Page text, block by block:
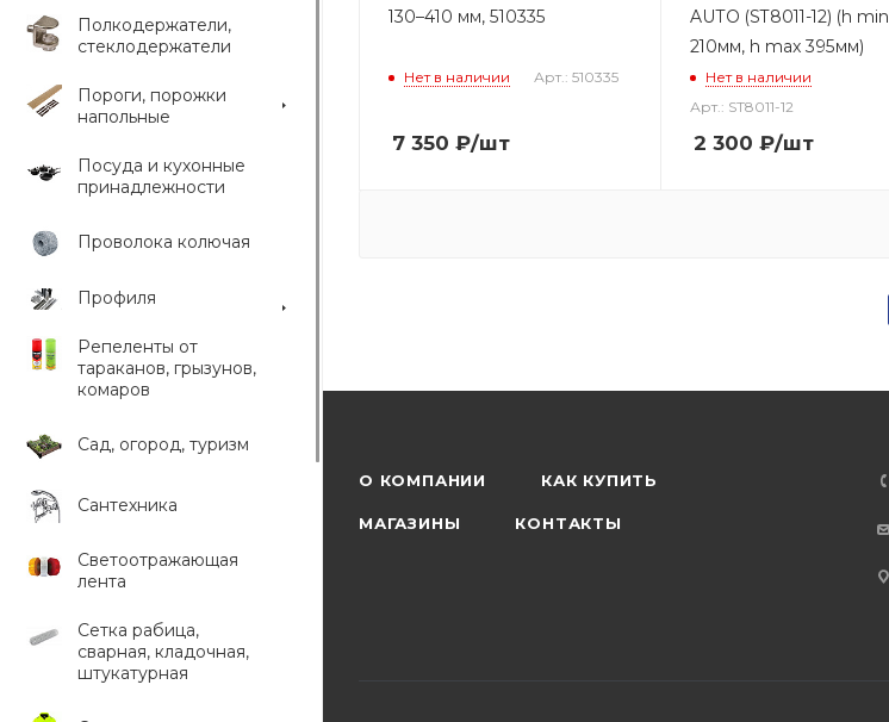
Полкодержатели,
стеклодержатели
Пороги, порожки
напольные
Посуда и кухонные
принадлежности
Проволока колючая
Профиля
Репеленты от
тараканов, грызунов,
комаров
Сад, огород, туризм
Сантехника
Светоотражающая
лента
Сетка рабица,
сварная, кладочная,
штукатурная
130–410 мм, 510335
Нет в наличии Арт.: 510335
7 350 ₽/шт
AUTO (ST8011-12) (h min
210мм, h max 395мм)
Нет в наличии
Арт.: ST8011-12
2 300 ₽/шт
О КОМПАНИИ КАК КУПИТЬ
МАГАЗИНЫ КОНТАКТЫ